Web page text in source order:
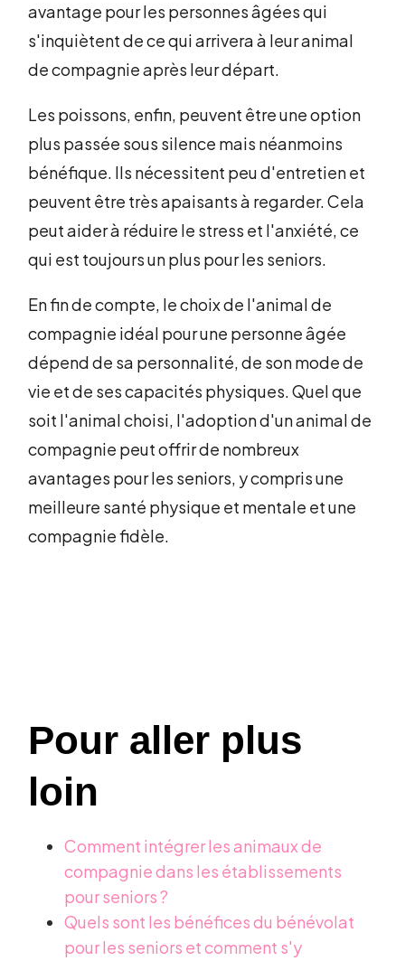
avantage pour les personnes âgées qui
s'inquiètent de ce qui arrivera à leur animal
de compagnie après leur départ.
Les poissons, enfin, peuvent être une option
plus passée sous silence mais néanmoins
bénéfique. Ils nécessitent peu d'entretien et
peuvent être très apaisants à regarder. Cela
peut aider à réduire le stress et l'anxiété, ce
qui est toujours un plus pour les seniors.
En fin de compte, le choix de l'animal de
compagnie idéal pour une personne âgée
dépend de sa personnalité, de son mode de
vie et de ses capacités physiques. Quel que
soit l'animal choisi, l'adoption d'un animal de
compagnie peut offrir de nombreux
avantages pour les seniors, y compris une
meilleure santé physique et mentale et une
compagnie fidèle.
Pour aller plus
loin
Comment intégrer les animaux de
compagnie dans les établissements
pour seniors ?
Quels sont les bénéfices du bénévolat
pour les seniors et comment s'y